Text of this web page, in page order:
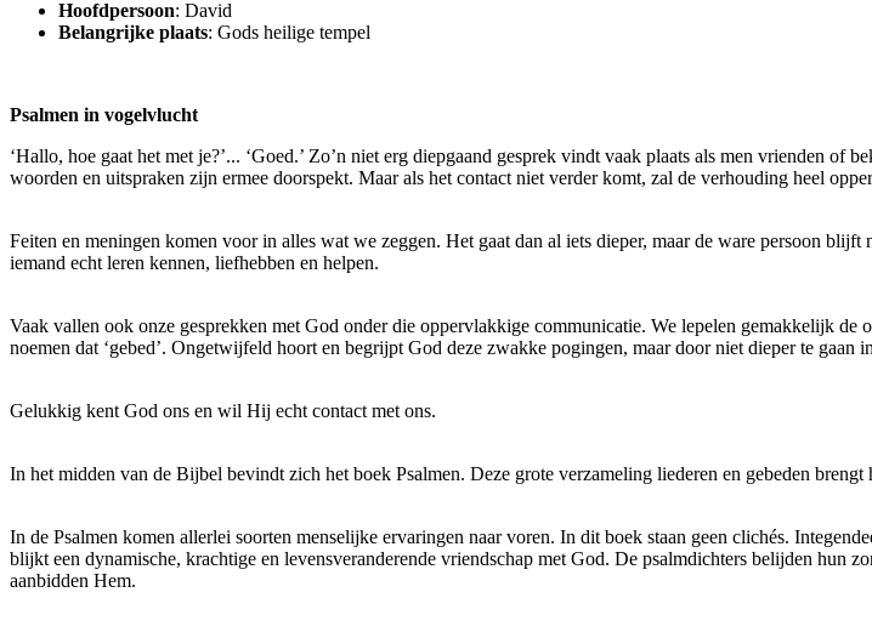
Hoofdpersoon: David
Belangrijke plaats: Gods heilige tempel
Psalmen in vogelvlucht
‘Hallo, hoe gaat het met je?’... ‘Goed.’ Zo’n niet erg diepgaand gesprek vindt vaak plaats als men vrienden
woorden en uitspraken zijn ermee doorspekt. Maar als het contact niet verder komt, zal de verhouding heel
Feiten en meningen komen voor in alles wat we zeggen. Het gaat dan al iets dieper, maar de ware persoon
iemand echt leren kennen, liefhebben en helpen.
Vaak vallen ook onze gesprekken met God onder die oppervlakkige communicatie. We lepelen gemakkelijk
noemen dat ‘gebed’. Ongetwijfeld hoort en begrijpt God deze zwakke pogingen, maar door niet dieper te gaan
Gelukkig kent God ons en wil Hij echt contact met ons.
In het midden van de Bijbel bevindt zich het boek Psalmen. Deze grote verzameling liederen en gebeden
In de Psalmen komen allerlei soorten menselijke ervaringen naar voren. In dit boek staan geen clichés.
blijkt een dynamische, krachtige en levensveranderende vriendschap met God. De psalmdichters belijden
aanbidden Hem.